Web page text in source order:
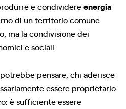
e condividereenergia
di un territorio comune.
ma la condivisione dei
e sociali.
pensare, chi aderisce
essere proprietario
è sufficiente essere